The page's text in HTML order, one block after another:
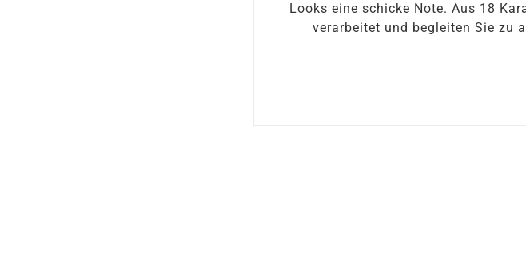
Looks eine schicke Note. Aus 18
verarbeitet und begleiten Sie zu